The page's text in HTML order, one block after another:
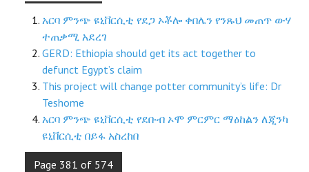
አርባ ምንጭ ዩኒቨርሲቲ የደጋ ኦቾሎ ቀበሌን የንጹህ መጠጥ ውሃ
ተጠቃሚ አደረገ
GERD: Ethiopia should get its act together to
defunct Egypt’s claim
This project will change potter community’s life: Dr
Teshome
አርባ ምንጭ ዩኒቨርሲቲ የደቡብ ኦሞ ምርምር ማዕከልን ለጂንካ
ዩኒቨርሲቲ በይፋ አስረከበ
Page 381 of 574